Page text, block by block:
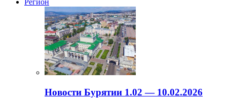
Регион
Новости Бурятии 1.02 — 10.02.2026